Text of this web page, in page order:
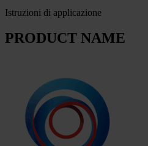
Istruzioni di applicazione
PRODUCT NAME